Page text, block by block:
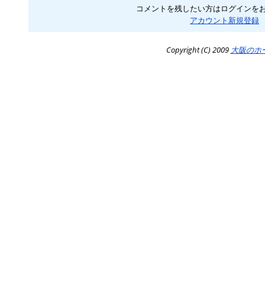
コメントを残したい方はログインを
アカウント新規登録
Copyright (C) 2009 大阪のホ